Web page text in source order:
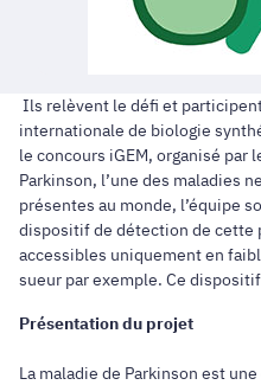
Ils relèvent le défi et
internationale de biologie
le concours iGEM, organisé par
Parkinson, l’une des maladies
présentes au monde, l’équipe
dispositif de détection de cette
accessibles uniquement en
sueur par exemple. Ce
Présentation du projet
La maladie de Parkinson est